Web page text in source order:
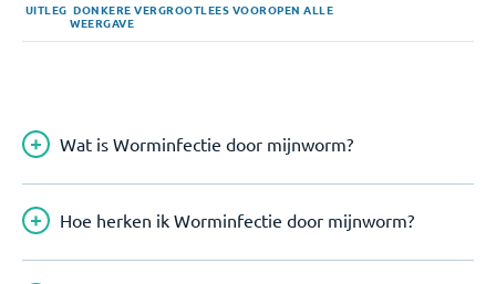
UITLEG DONKERE
WEERGAVE
VERGROOTLEES VOOROPEN ALLE
Wat is Worminfectie door mijnworm?
Hoe herken ik Worminfectie door mijnworm?